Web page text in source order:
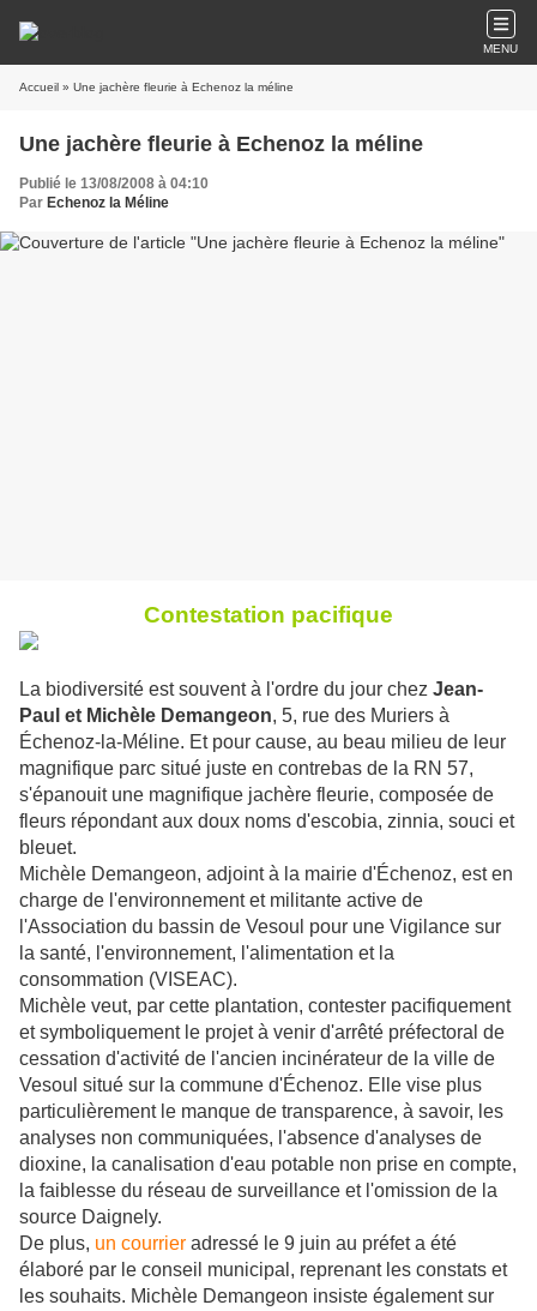
MENU
Accueil » Une jachère fleurie à Echenoz la méline
Une jachère fleurie à Echenoz la méline
Publié le 13/08/2008 à 04:10
Par Echenoz la Méline
Contestation pacifique
La biodiversité est souvent à l'ordre du jour chez Jean-
Paul et Michèle Demangeon, 5, rue des Muriers à
Échenoz-la-Méline. Et pour cause, au beau milieu de leur
magnifique parc situé juste en contrebas de la RN 57,
s'épanouit une magnifique jachère fleurie, composée de
fleurs répondant aux doux noms d'escobia, zinnia, souci et
bleuet.
Michèle Demangeon, adjoint à la mairie d'Échenoz, est en
charge de l'environnement et militante active de
l'Association du bassin de Vesoul pour une Vigilance sur
la santé, l'environnement, l'alimentation et la
consommation (VISEAC).
Michèle veut, par cette plantation, contester pacifiquement
et symboliquement le projet à venir d'arrêté préfectoral de
cessation d'activité de l'ancien incinérateur de la ville de
Vesoul situé sur la commune d'Échenoz. Elle vise plus
particulièrement le manque de transparence, à savoir, les
analyses non communiquées, l'absence d'analyses de
dioxine, la canalisation d'eau potable non prise en compte,
la faiblesse du réseau de surveillance et l'omission de la
source Daignely.
De plus, un courrier adressé le 9 juin au préfet a été
élaboré par le conseil municipal, reprenant les constats et
les souhaits. Michèle Demangeon insiste également sur